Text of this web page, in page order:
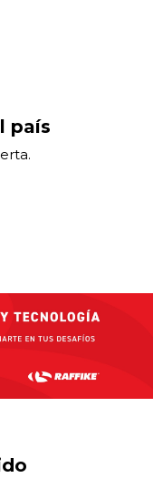
país